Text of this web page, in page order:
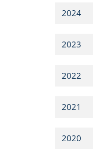
2024
2023
2022
2021
2020